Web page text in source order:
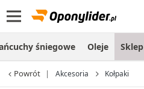
śniegowe Oleje Sklep
Powrót Akcesoria Kołpaki